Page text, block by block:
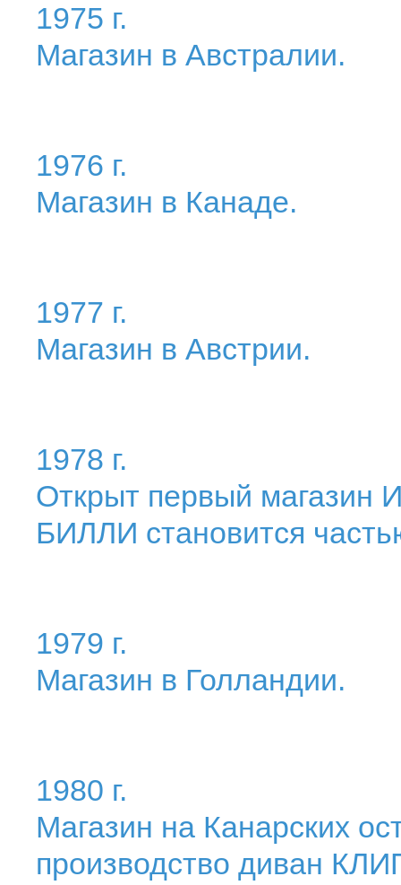
1975 г.
Магазин в Австралии.
1976 г.
Магазин в Канаде.
1977 г.
Магазин в Австрии.
1978 г.
Открыт первый магазин
БИЛЛИ становится
1979 г.
Магазин в Голландии.
1980 г.
Магазин на Канарских
производство диван